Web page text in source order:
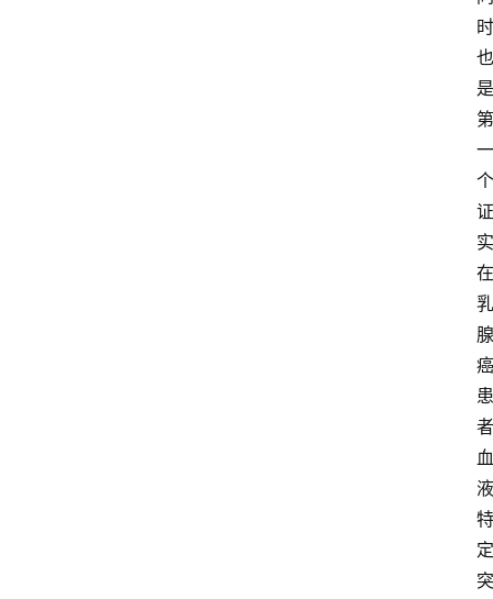
时
也
是
第
一
个
证
实
在
乳
腺
癌
患
者
血
液
特
定
突